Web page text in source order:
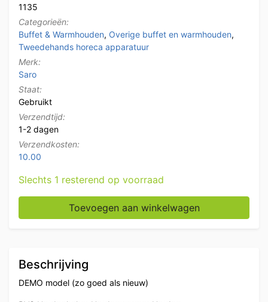
1135
Categorieën:
Buffet & Warmhouden, Overige buffet en warmhouden,
Tweedehands horeca apparatuur
Merk:
Saro
Staat:
Gebruikt
Verzendtijd:
1-2 dagen
Verzendkosten:
10.00
Slechts 1 resterend op voorraad
RVS Hotdogkoker Hotdogwarmer Hotdog 230V
Toevoegen aan winkelwagen
Beschrijving
DEMO model (zo goed als nieuw)